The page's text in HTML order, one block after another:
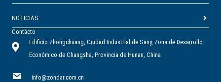
NOTICIAS
Contácto
Edificio Zhongchuang, Ciudad Industrial de Sany, Zona de Desarrollo
Económico de Changsha, Provincia de Hunan, China
info@zondar.com.cn